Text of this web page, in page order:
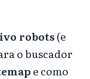
robots(e
o buscador
e como